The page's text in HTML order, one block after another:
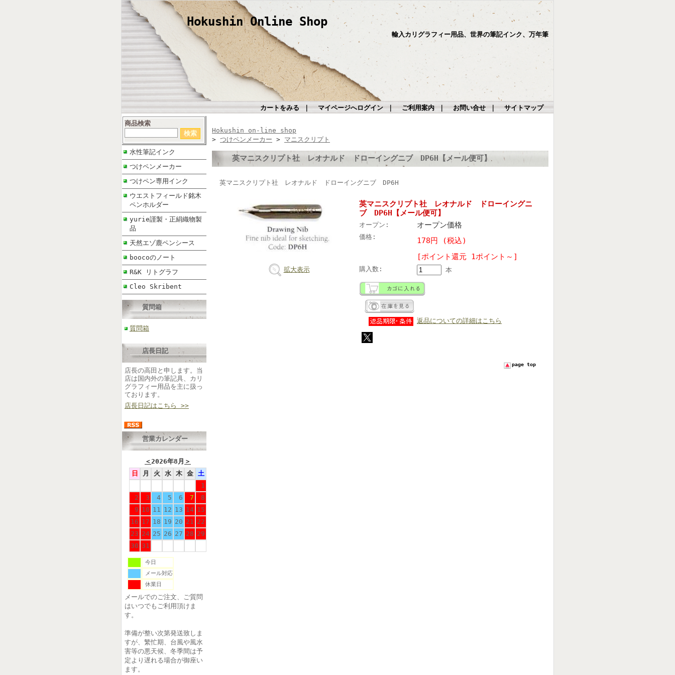
Hokushin Online Shop
輸入カリグラフィー用品、世界の筆記インク、万年筆
カートをみる｜ マイページへログイン｜ ご利用案内｜ お問い合せ｜ サイトマップ
商品検索
水性筆記インク
つけペンメーカー
つけペン専用インク
ウエストフィールド銘木
ペンホルダー
yurie謹製・正絹織物製
品
天然エゾ鹿ペンシース
boocoのノート
R&K リトグラフ
Cleo Skribent
質問箱
質問箱
店長日記
店長の高田と申します。当
店は国内外の筆記具、カリ
グラフィー用品を主に扱っ
ております。
店長日記はこちら >>
営業カレンダー
＜2026年8月 ＞
日
月 火 水 木 金
土
1
2
3 4 5 6 7
8
9 10 11 12 13 14 15
16 17 18 19 20 21 22
23 24 25 26 27 28 29
30 31
今日
メール対応
休業日
メールでのご注文、ご質問
はいつでもご利用頂けま
す。
準備が整い次第発送致しま
すが、繁忙期、台風や風水
害等の悪天候、冬季間は予
定より遅れる場合が御座い
ます。
Hokushin on-line shop
> つけペンメーカー > マニスクリプト
英マニスクリプト社 レオナルド ドローイングニブ DP6H【メール便可】
英マニスクリプト社 レオナルド ドローイングニブ DP6H
拡大表示
英マニスクリプト社 レオナルド ドローイングニ
ブ DP6H【メール便可】
オープン: オープン価格
価格:
178円 (税込)
[ポイント還元 1ポイント～]
購入数: 本
返品についての詳細はこちら
page top